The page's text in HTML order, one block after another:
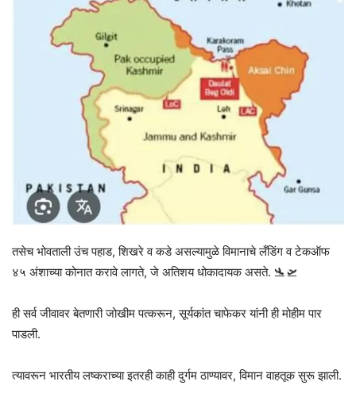
तसेच भोवताली उंच पहाड, शिखरे व कडे असल्यामुळे विमानाचे लँडिंग व टेकऑफ
४५ अंशाच्या कोनात करावे लागते, जे अतिशय धोकादायक असते. 🛬🛫
ही सर्व जीवावर बेतणारी जोखीम पत्करून, सूर्यकांत चाफेकर यांनी ही मोहीम पार
पाडली.
त्यावरून भारतीय लष्कराच्या इतरही काही दुर्गम ठाण्यावर, विमान वाहतूक सुरू झाली.